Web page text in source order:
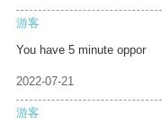
游客
You have 5 minute oppor
2022-07-21
游客